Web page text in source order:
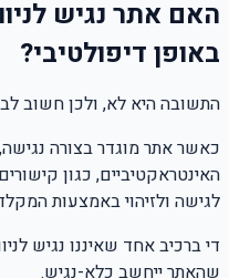
האם אתר נגיש
באופן דיפולטיבי?
התשובה היא לא, ולכן חשוב
כאשר אתר מוגדר בצורה
האינטראקטיביים, כגון
לגישה ולזיהוי באמצעות
די ברכיב אחד שאיננו נגיש
שהאתר ייחשב כלא-נגיש.